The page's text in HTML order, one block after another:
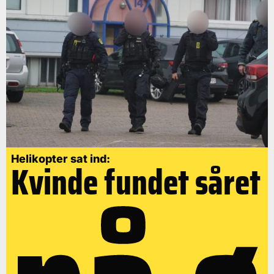
Helikopter sat ind:
Kvinde fundet såret